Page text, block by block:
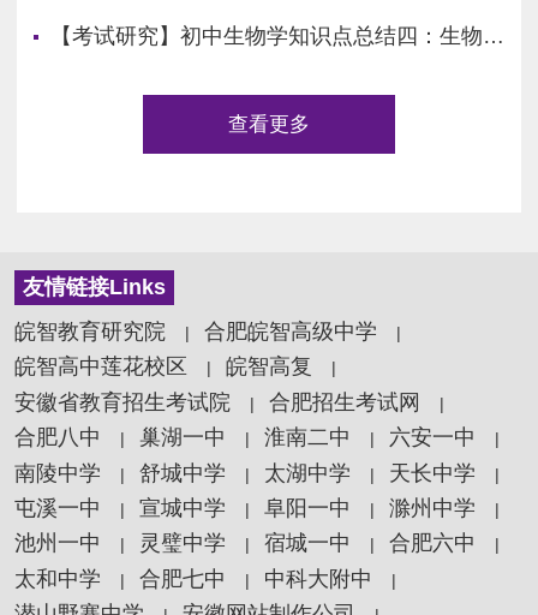
【考试研究】初中生物学知识点总结四：生物圈中的人
查看更多
友情链接Links
皖智教育研究院
|合肥皖智高级中学 |
皖智高中莲花校区 |皖智高复 |
安徽省教育招生考试院 |合肥招生考试网 |
合肥八中 |巢湖一中 |淮南二中 | 六安一中 |
南陵中学 |舒城中学 | 太湖中学 | 天长中学 |
屯溪一中 |宣城中学 |阜阳一中 |滁州中学 |
池州一中 | 灵璧中学 |宿城一中 |合肥六中 |
太和中学 |合肥七中 | 中科大附中 |